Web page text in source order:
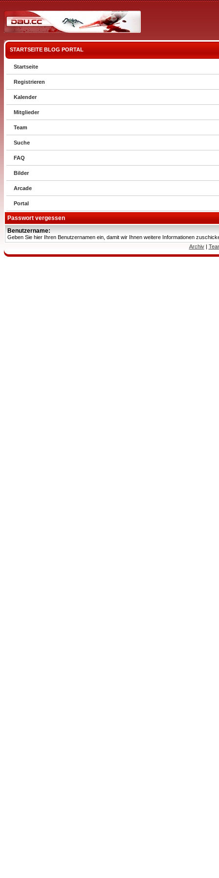
STARTSEITE BLOG PORTAL
Startseite
Registrieren
Kalender
Mitglieder
Team
Suche
FAQ
Bilder
Arcade
Portal
Passwort vergessen
Benutzername:
Geben Sie hier Ihren Benutzernamen ein, damit wir Ihnen weitere Informationen
Archiv|